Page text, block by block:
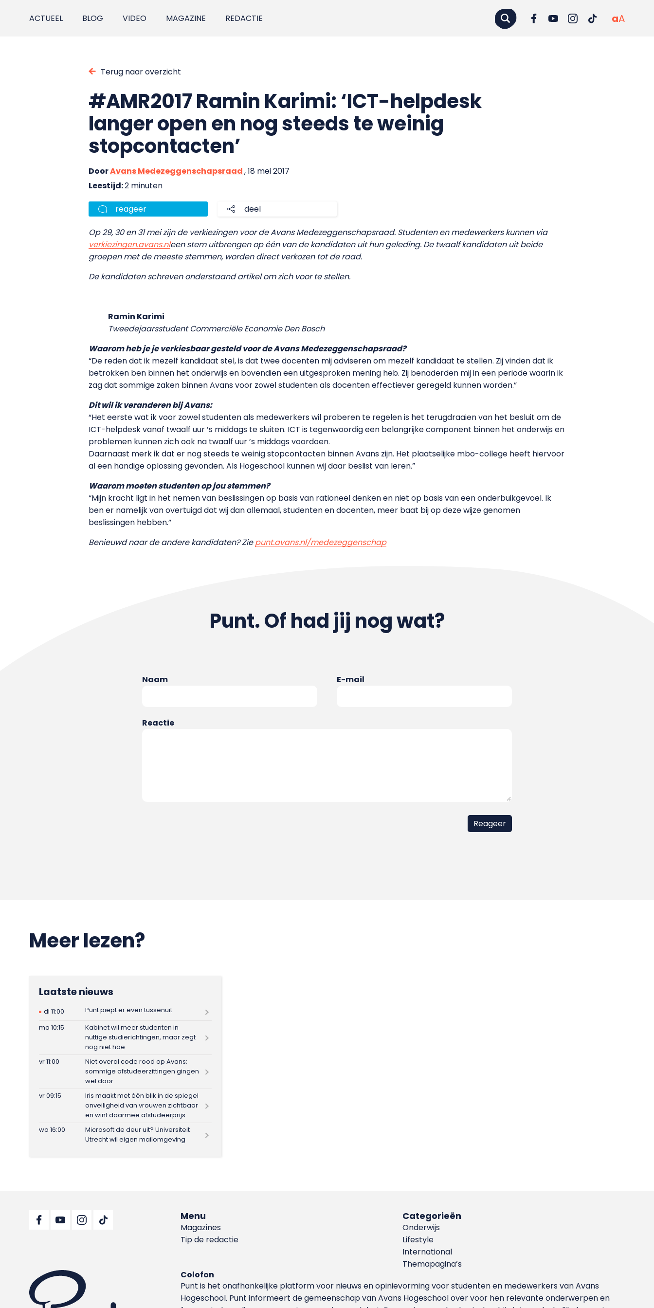
ACTUEEL BLOG VIDEO MAGAZINE REDACTIE aA
Terug naar overzicht
#AMR2017 Ramin Karimi: ‘ICT-helpdesk
langer open en nog steeds te weinig
stopcontacten’
DoorAvans Medezeggenschapsraad, 18 mei 2017
Leestijd:2 minuten
reageer deel
Op 29, 30 en 31 mei zijn de verkiezingen voor de Avans Medezeggenschapsraad. Studenten en medewerkers kunnen via
verkiezingen.avans.nleen stem uitbrengen op één van de kandidaten uit hun geleding. De twaalf kandidaten uit beide
groepen met de meeste stemmen, worden direct verkozen tot de raad.
De kandidaten schreven onderstaand artikel om zich voor te stellen.
Ramin Karimi
Tweedejaarsstudent Commerciële Economie Den Bosch
Waarom heb je je verkiesbaar gesteld voor de Avans Medezeggenschapsraad?
“De reden dat ik mezelf kandidaat stel, is dat twee docenten mij adviseren om mezelf kandidaat te stellen. Zij vinden dat ik
betrokken ben binnen het onderwijs en bovendien een uitgesproken mening heb. Zij benaderden mij in een periode waarin ik
zag dat sommige zaken binnen Avans voor zowel studenten als docenten effectiever geregeld kunnen worden.”
Dit wil ik veranderen bij Avans:
“Het eerste wat ik voor zowel studenten als medewerkers wil proberen te regelen is het terugdraaien van het besluit om de
ICT-helpdesk vanaf twaalf uur ’s middags te sluiten. ICT is tegenwoordig een belangrijke component binnen het onderwijs en
problemen kunnen zich ook na twaalf uur ’s middags voordoen.
Daarnaast merk ik dat er nog steeds te weinig stopcontacten binnen Avans zijn. Het plaatselijke mbo-college heeft hiervoor
al een handige oplossing gevonden. Als Hogeschool kunnen wij daar beslist van leren.”
Waarom moeten studenten op jou stemmen?
“Mijn kracht ligt in het nemen van beslissingen op basis van rationeel denken en niet op basis van een onderbuikgevoel. Ik
ben er namelijk van overtuigd dat wij dan allemaal, studenten en docenten, meer baat bij op deze wijze genomen
beslissingen hebben.”
Benieuwd naar de andere kandidaten? Ziepunt.avans.nl/medezeggenschap
Punt. Of had jij nog wat?
Naam E-mail
Reactie
Meer lezen?
Laatste nieuws
di 11:00
Punt piept er even tussenuit
ma 10:15
Kabinet wil meer studenten in
nuttige studierichtingen, maar zegt
nog niet hoe
vr 11:00
Niet overal code rood op Avans:
sommige afstudeerzittingen gingen
wel door
vr 09:15
Iris maakt met één blik in de spiegel
onveiligheid van vrouwen zichtbaar
en wint daarmee afstudeerprijs
wo 16:00
Microsoft de deur uit? Universiteit
Utrecht wil eigen mailomgeving
Menu
Magazines
Tip de redactie
Categorieën
Onderwijs
Lifestyle
International
Themapagina’s
Colofon
Punt is het onafhankelijke platform voor nieuws en opinievorming voor studenten en medewerkers van Avans
Hoge­school. Punt informeert de gemeenschap van Avans Hogeschool over voor hen relevante onderwerpen en